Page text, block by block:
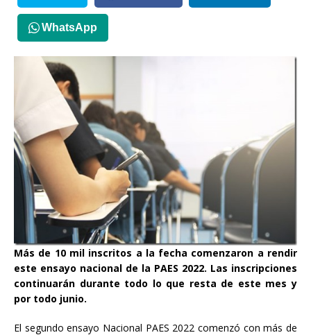
WhatsApp
Más de 10 mil inscritos a la fecha comenzaron a rendir
este ensayo nacional de la PAES 2022. Las inscripciones
continuarán durante todo lo que resta de este mes y
por todo junio.
El segundo ensayo Nacional PAES 2022 comenzó con más de